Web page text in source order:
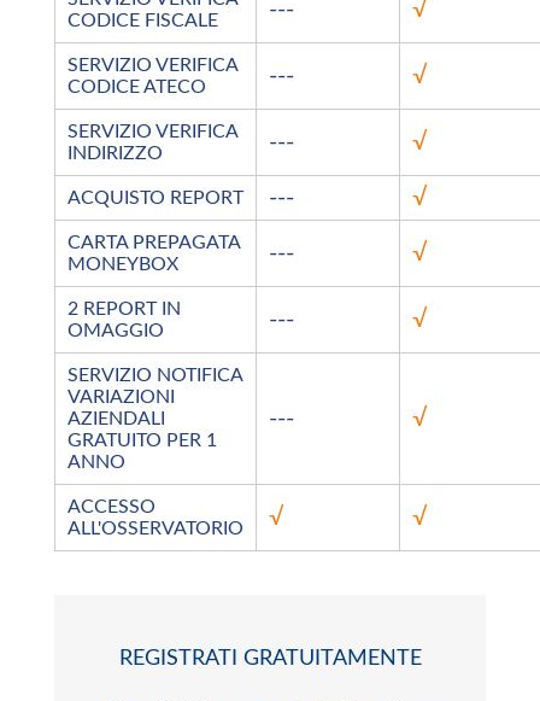
CODICE FISCALE
--- √
SERVIZIO VERIFICA
CODICE ATECO
--- √
SERVIZIO VERIFICA
INDIRIZZO
--- √
ACQUISTO REPORT --- √
CARTA PREPAGATA
MONEYBOX
--- √
2 REPORT IN
OMAGGIO
--- √
SERVIZIO NOTIFICA
VARIAZIONI
AZIENDALI
GRATUITO PER 1
ANNO
--- √
ACCESSO
ALL'OSSERVATORIO
√ √
REGISTRATI GRATUITAMENTE